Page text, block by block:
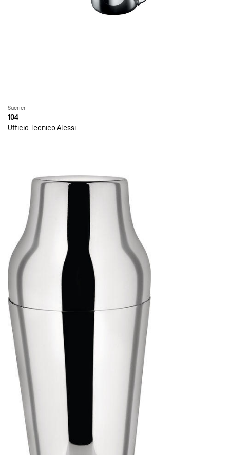
Sucrier
104
Ufficio Tecnico Alessi